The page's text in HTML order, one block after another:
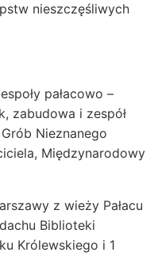
nieszczęśliwych
pałacowo –
zabudowa i zespół
Nieznanego
Międzynarodowy
z wieży Pałacu
Biblioteki
Królewskiego i 1